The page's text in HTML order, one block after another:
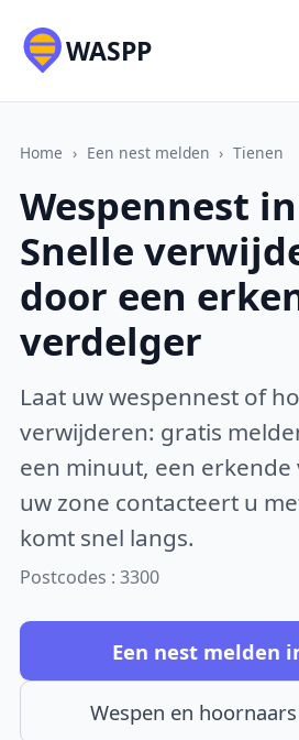
WASPP
Home › Een nest melden › Tienen
Wespennest
Snelle
door een
verdelger
Laat uw wespennest of
verwijderen: gratis
een minuut, een
uw zone contacteert u
komt snel langs.
Postcodes : 3300
Een nest melden
Wespen en